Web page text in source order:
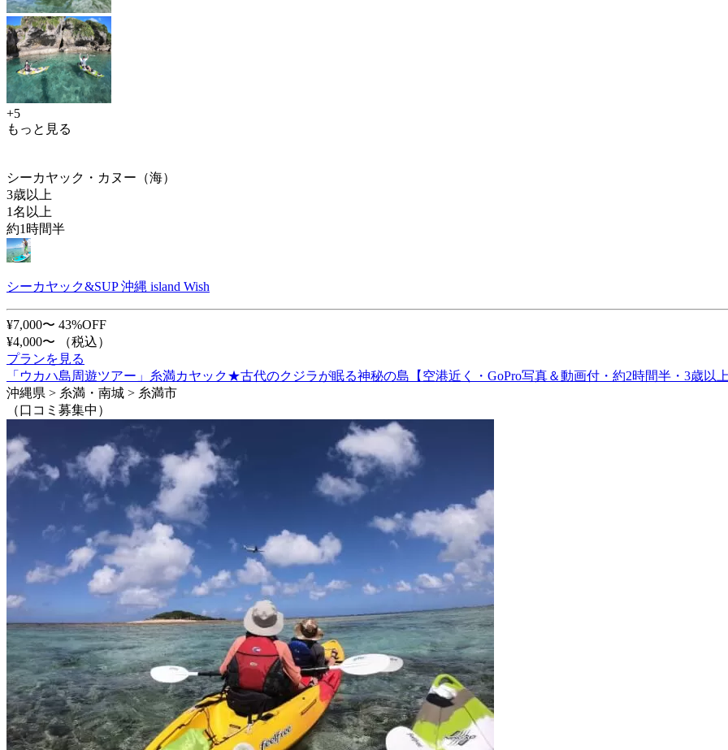
+5
もっと見る
シーカヤック・カヌー（海）
3歳以上
1名以上
約1時間半
シーカヤック&SUP 沖縄 island Wish
¥7,000〜 43%OFF
¥4,000〜
（税込）
プランを見る
「ウカハ島周遊ツアー」糸満カヤック★古代のクジラが眠る神秘の島【空港近く・GoPro写真＆動画付・約2時間半・3歳以
沖縄県 > 糸満・南城 > 糸満市
（口コミ募集中）